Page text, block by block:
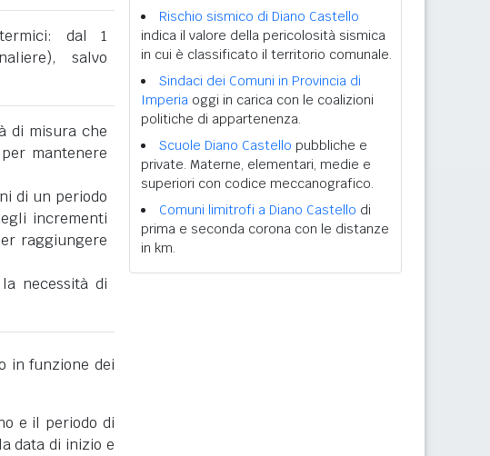
dal 1
salvo
di misura che
mantenere
di un periodo
incrementi
raggiungere
necessità di
in funzione dei
e il periodo di
data di inizio e
Rischio sismico di Diano Castello
indica il valore della pericolosità sismica
in cui è classificato il territorio comunale.
Sindaci dei Comuni in Provincia di
Imperia oggi in carica con le coalizioni
politiche di appartenenza.
Scuole Diano Castello pubbliche e
private. Materne, elementari, medie e
superiori con codice meccanografico.
Comuni limitrofi a Diano Castello di
prima e seconda corona con le distanze
in km.